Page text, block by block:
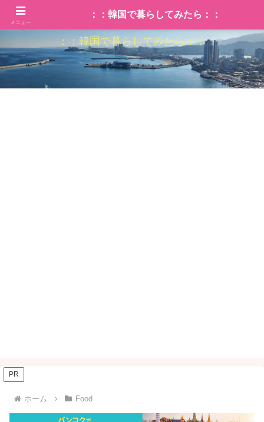
：：韓国で暮らしてみたら：：
PR
ホーム Food
メニュー
：：韓国で暮らしてみたら：：